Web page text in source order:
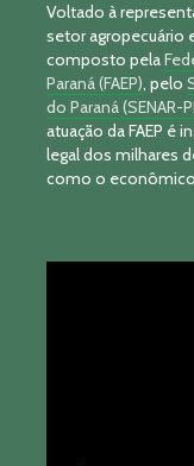
Voltado à
setor agropecuário
composto pela
Paraná (FAEP), pelo
do Paraná (SENAR-
atuação da FAEP é
legal dos milhares
como o